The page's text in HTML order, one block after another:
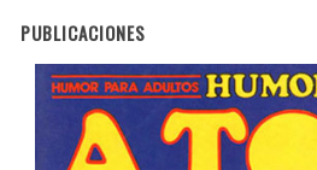
PUBLICACIONES